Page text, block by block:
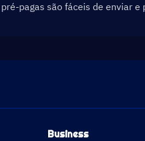
pagas são fáceis de enviar
Business